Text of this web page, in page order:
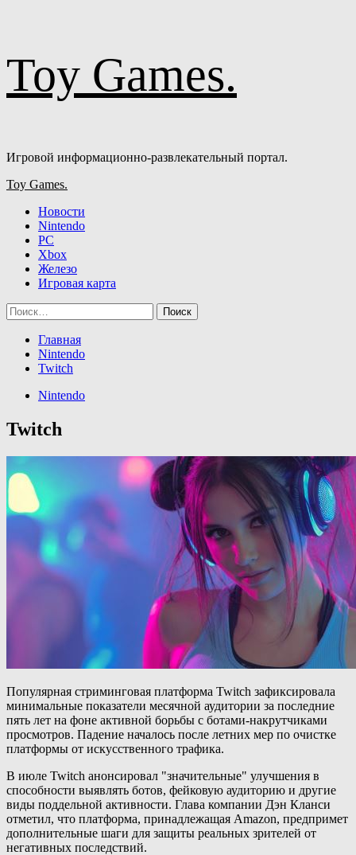
к
содержимому
Toy Games.
Игровой информационно-развлекательный портал.
Основное
Toy Games.
Новости
Nintendo
PC
Xbox
Железо
Игровая карта
Найти:
Главная
Nintendo
Twitch
Nintendo
Twitch
Популярная стриминговая платформа Twitch зафиксировала
минимальные показатели месячной аудитории за последние
пять лет на фоне активной борьбы с ботами-накрутчиками
просмотров. Падение началось после летних мер по очистке
платформы от искусственного трафика.
В июле Twitch анонсировал "значительные" улучшения в
способности выявлять ботов, фейковую аудиторию и другие
виды поддельной активности. Глава компании Дэн Кланси
отметил, что платформа, принадлежащая Amazon, предпримет
дополнительные шаги для защиты реальных зрителей от
негативных последствий.